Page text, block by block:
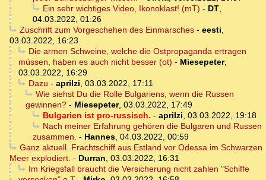
Ein sehr wichtiges Video, Ikonoklast! (mT) - DT,
04.03.2022, 01:26
Zuschrift zum Vorgeschehen des Einmarsches- eesti,
03.03.2022, 16:23
Die armen Schweine, welche die Ostpropaganda ertragen
müssen, haben es auch nicht besser (ot) - Miesepeter,
03.03.2022, 16:29
Dazu - aprilzi, 03.03.2022, 17:11
Wie siehst Du die Rolle Bulgariens, wenn die Russen
gewinnen? - Miesepeter, 03.03.2022, 17:49
Bulgarien ist pro-russisch. - aprilzi, 03.03.2022, 19:18
Nach meiner Erfahrung gehören die Bulgaren und Russen
zusammen. - Hannes, 04.03.2022, 00:59
Ganz aktuell. Frachtschiff aus Estland vor Odessa im Schwarzen
Meer explodiert. - Durran, 03.03.2022, 16:31
Im Kriegsfall braucht die Versicherung nicht zahlen "Schiffe